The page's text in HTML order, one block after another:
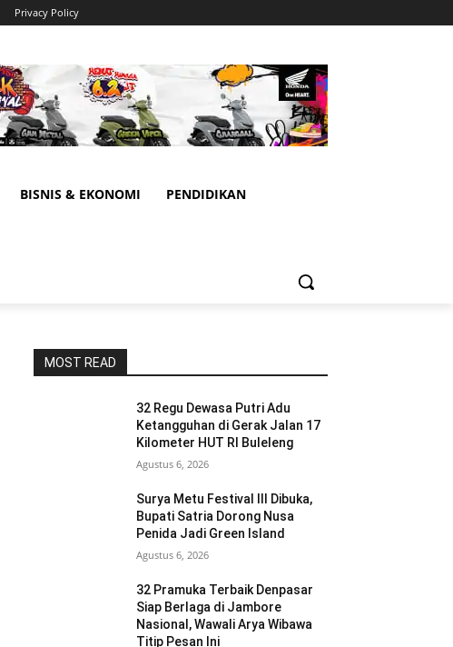
Privacy Policy
BISNIS & EKONOMI PENDIDIKAN
MOST READ
32 Regu Dewasa Putri Adu
Ketangguhan di Gerak Jalan 17
Kilometer HUT RI Buleleng
Agustus 6, 2026
Surya Metu Festival III Dibuka,
Bupati Satria Dorong Nusa
Penida Jadi Green Island
Agustus 6, 2026
32 Pramuka Terbaik Denpasar
Siap Berlaga di Jambore
Nasional, Wawali Arya Wibawa
Titip Pesan Ini